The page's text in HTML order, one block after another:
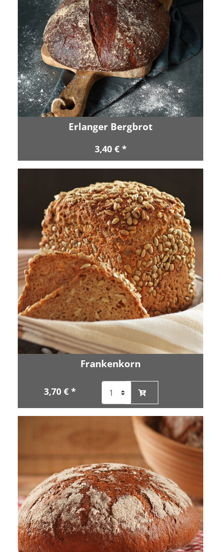
Erlanger Bergbrot
3,40 € *
Frankenkorn
3,70 € *